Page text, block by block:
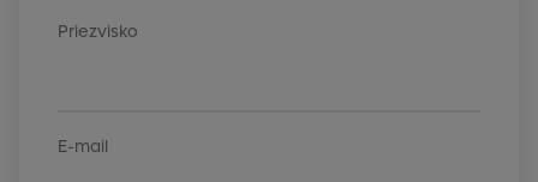
Priezvisko
E-mail